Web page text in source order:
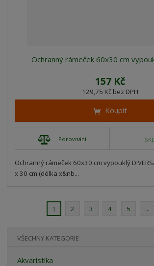
Ochranný rámeček 60x30 cm
157 Kč
129,75 Kč bez DPH
Koupit
Porovnání
Ochranný rámeček 60x30 cm vypouklý
x 30 cm (délka x&nb...
1 2 3 4 5 ...
VŠECHNY KATEGORIE
Akvaristika